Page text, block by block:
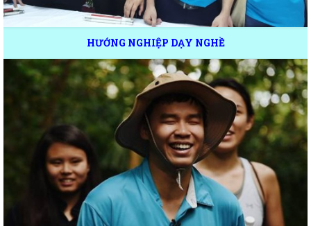
HƯỚNG NGHIỆP DẠY NGHỀ